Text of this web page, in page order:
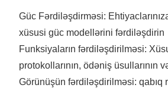
Güc Fərdiləşdirməsi:
xüsusi güc modellərini fərdiləşdirin
Funksiyaların fərdiləşdirilməsi:
protokollarının, ödəniş üsullarının
Görünüşün fərdiləşdirilməsi: qabıq